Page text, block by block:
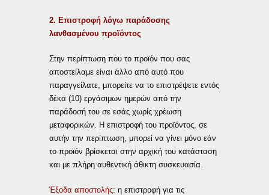
2. Επιστροφή λόγω παράδοσης
λανθασμένου προϊόντος
Στην περίπτωση που το προϊόν που σας
αποστείλαμε είναι άλλο από αυτό που
παραγγείλατε, μπορείτε να το επιστρέψετε εντός
δέκα (10) εργάσιμων ημερών από την
παράδοσή του σε εσάς χωρίς χρέωση
μεταφορικών. Η επιστροφή του προϊόντος, σε
αυτήν την περίπτωση, μπορεί να γίνει μόνο εάν
το προϊόν βρίσκεται στην αρχική του κατάσταση
και με πλήρη αυθεντική άθικτη συσκευασία.
Έξοδα αποστολής: η επιστροφή για τις